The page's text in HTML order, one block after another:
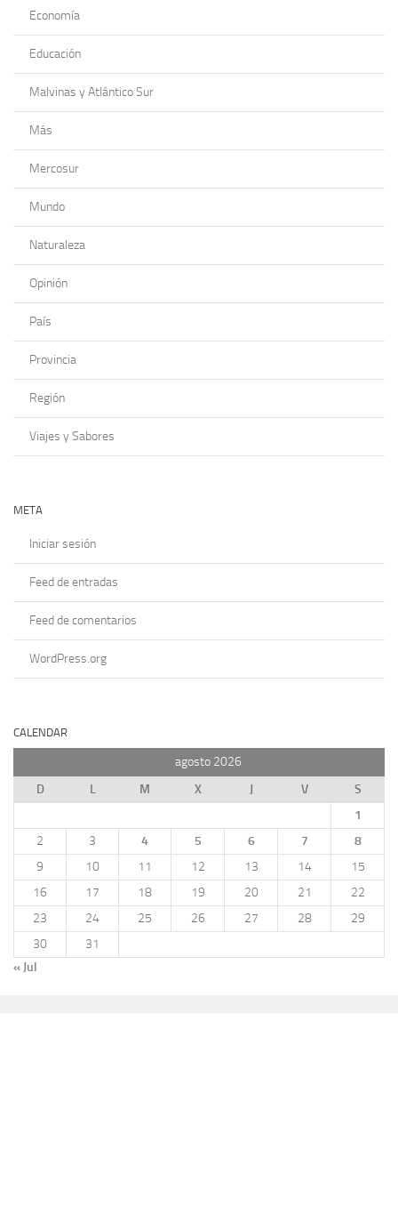
Economía
Educación
Malvinas y Atlántico Sur
Más
Mercosur
Mundo
Naturaleza
Opinión
País
Provincia
Región
Viajes y Sabores
META
Iniciar sesión
Feed de entradas
Feed de comentarios
WordPress.org
CALENDAR
agosto 2026
D
L M X J V
S
1
2
3 4 5 6 7
8
9
10 11 12 13 14
15
16
17 18 19 20 21
22
23
24 25 26 27 28
29
30
31
« Jul